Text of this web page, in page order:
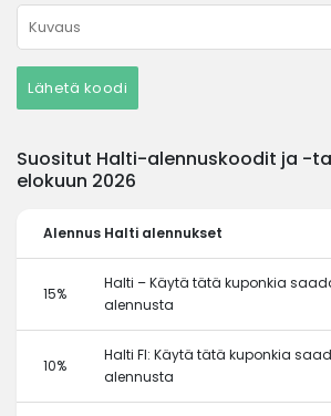
Lähetä koodi
Suositut Halti-alennuskoodit ja -
elokuun 2026
Alennus Halti alennukset
15%
Halti – Käytä tätä kuponkia
alennusta
10%
Halti FI: Käytä tätä kuponkia
alennusta